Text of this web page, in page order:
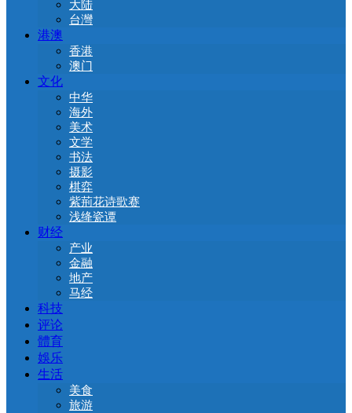
大陆
台灣
港澳
香港
澳门
文化
中华
海外
美术
文学
书法
摄影
棋弈
紫荊花诗歌赛
浅绛瓷谭
财经
产业
金融
地产
马经
科技
评论
體育
娛乐
生活
美食
旅游